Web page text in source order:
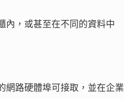
內，或甚至在不同的資料中
網路硬體埠可接取，並在企業